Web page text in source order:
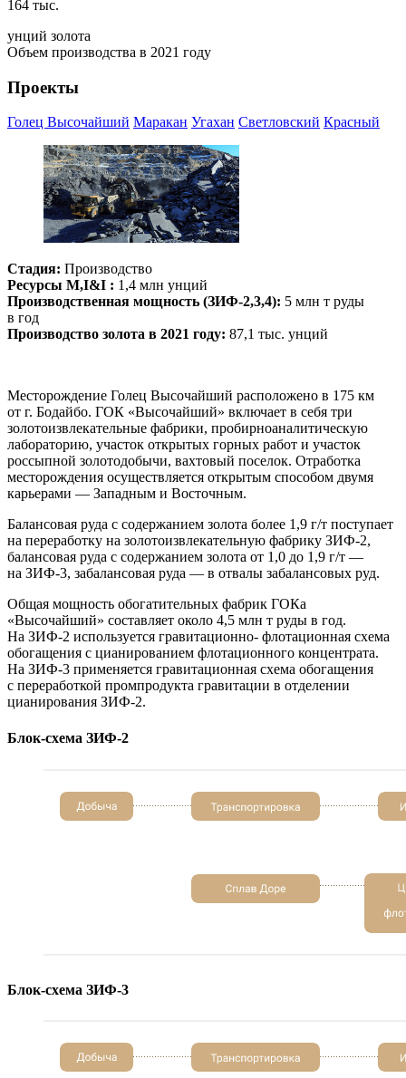
164 тыс.
унций золота
Объем производства в 2021 году
Проекты
Голец Высочайший Маракан Угахан Светловский Красный
Стадия: Производство
Ресурсы M,I&I : 1,4 млн унций
Производственная мощность (ЗИФ-2,3,4): 5 млн т руды
в год
Производство золота в 2021 году: 87,1 тыс. унций
Месторождение Голец Высочайший расположено в 175 км
от г. Бодайбо. ГОК «Высочайший» включает в себя три
золотоизвлекательные фабрики, пробирноаналитическую
лабораторию, участок открытых горных работ и участок
россыпной золотодобычи, вахтовый поселок. Отработка
месторождения осуществляется открытым способом двумя
карьерами — Западным и Восточным.
Балансовая руда с содержанием золота более 1,9 г/т поступает
на переработку на золотоизвлекательную фабрику ЗИФ-2,
балансовая руда с содержанием золота от 1,0 до 1,9 г/т —
на ЗИФ-3, забалансовая руда — в отвалы забалансовых руд.
Общая мощность обогатительных фабрик ГОКа
«Высочайший» составляет около 4,5 млн т руды в год.
На ЗИФ-2 используется гравитационно- флотационная схема
обогащения с цианированием флотационного концентрата.
На ЗИФ-3 применяется гравитационная схема обогащения
с переработкой промпродукта гравитации в отделении
цианирования ЗИФ-2.
Блок-схема ЗИФ-2
Блок-схема ЗИФ-3